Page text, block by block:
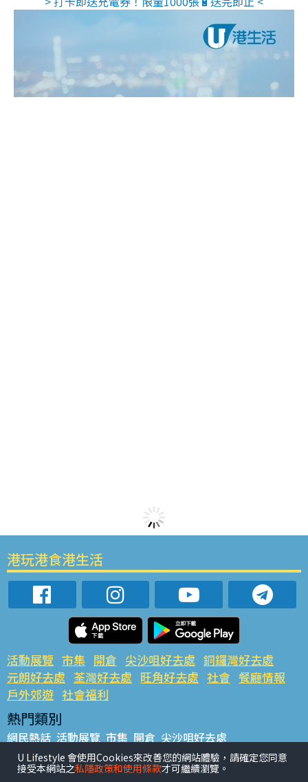
港玩港食港生活
活動展覽 市集 開倉 尖沙咀好去處 銅鑼灣好去處
元朗好去處 荃灣好去處 旺角好去處 社會 餐廳情報
戶外郊遊 社會福利
熱門類別
網民熱話 活動展覽 市集 開倉 尖沙咀好去處
銅鑼灣好去處 元朗好去處 荃灣好去處 旺角好去處 社會
餐廳情報 戶外郊遊
U Lifestyle 會使用Cookies來改善您的網站體驗，請確定您同意
接受本網站之私隱政策和使用條款才可繼續瀏覽。